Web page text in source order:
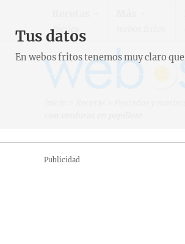
fáciles
Publicidad
Tus datos
En webos fritos tenemos muy claro que